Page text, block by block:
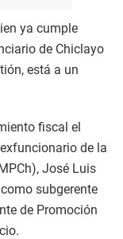
ya cumple
de Chiclayo
está a un
fiscal el
de la
José Luis
subgerente
de Promoción